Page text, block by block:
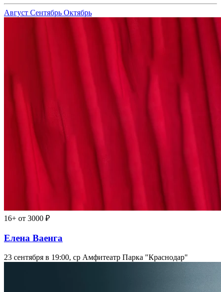
Август Сентябрь Октябрь
16+ от 3000 ₽
Елена Ваенга
23 сентября в 19:00, ср Амфитеатр Парка "Краснодар"